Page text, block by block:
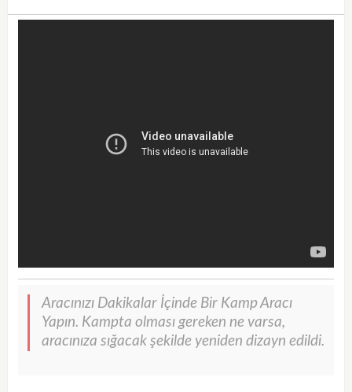
Aracınızı Dakikalar İçinde Bir Kamp Aracı
Yapın. Kampta olması gereken ne varsa,
aracınıza sığacak şekilde yeniden dizayn edildi.